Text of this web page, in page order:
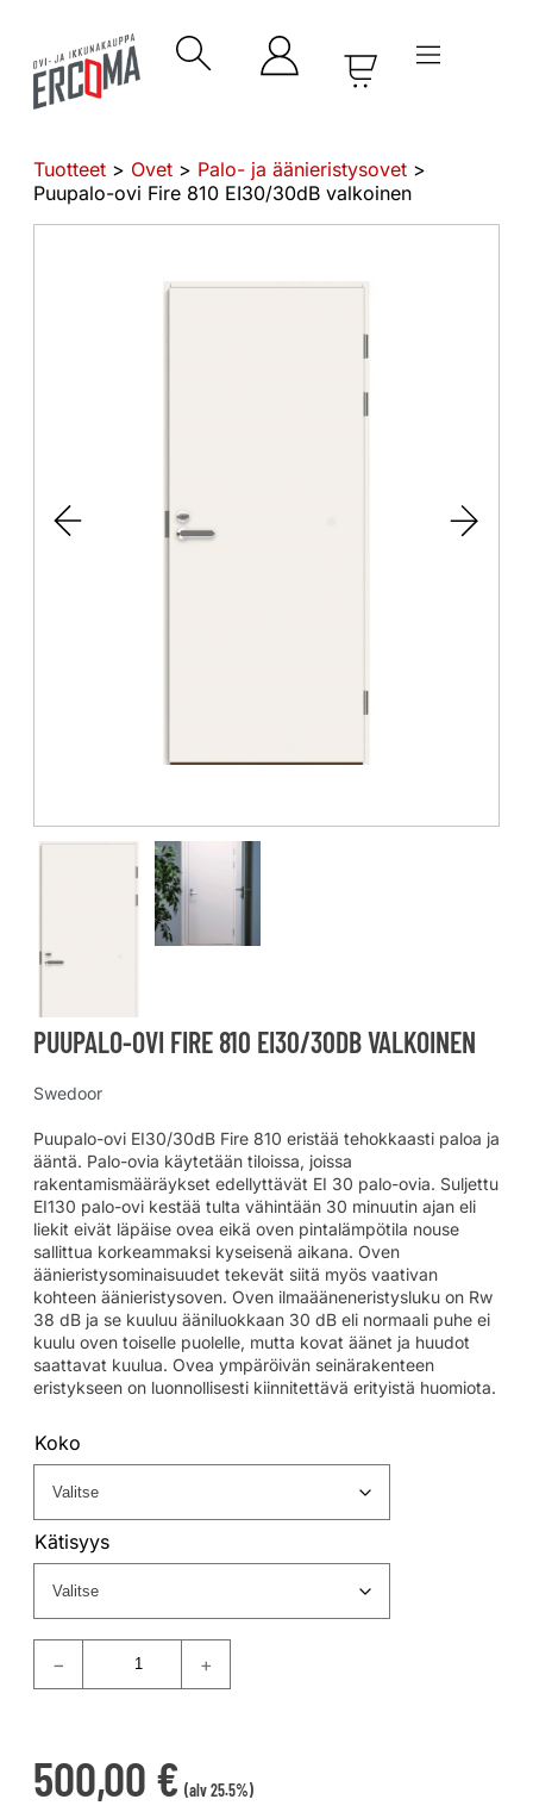
Tuotteet > Ovet > Palo- ja äänieristysovet >
Puupalo-ovi Fire 810 EI30/30dB valkoinen
PUUPALO-OVI FIRE 810 EI30/30DB VALKOINEN
Swedoor
Puupalo-ovi EI30/30dB Fire 810 eristää tehokkaasti paloa ja
ääntä. Palo-ovia käytetään tiloissa, joissa
rakentamismääräykset edellyttävät EI 30 palo-ovia. Suljettu
EI130 palo-ovi kestää tulta vähintään 30 minuutin ajan eli
liekit eivät läpäise ovea eikä oven pintalämpötila nouse
sallittua korkeammaksi kyseisenä aikana. Oven
äänieristysominaisuudet tekevät siitä myös vaativan
kohteen äänieristysoven. Oven ilmaääneneristysluku on Rw
38 dB ja se kuuluu ääniluokkaan 30 dB eli normaali puhe ei
kuulu oven toiselle puolelle, mutta kovat äänet ja huudot
saattavat kuulua. Ovea ympäröivän seinärakenteen
eristykseen on luonnollisesti kiinnitettävä erityistä huomiota.
Koko
Kätisyys
− +
500,00 € (alv 25.5%)